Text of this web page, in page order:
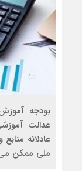
بودجه
عدالت
عادلانه
ملی ممکن